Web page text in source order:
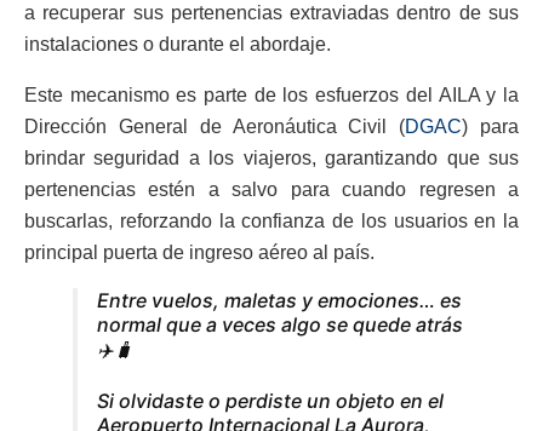
a recuperar sus pertenencias extraviadas dentro de sus
instalaciones o durante el abordaje.
Este mecanismo es parte de los esfuerzos del AILA y la
Dirección General de Aeronáutica Civil (DGAC) para
brindar seguridad a los viajeros, garantizando que sus
pertenencias estén a salvo para cuando regresen a
buscarlas, reforzando la confianza de los usuarios en la
principal puerta de ingreso aéreo al país.
Entre vuelos, maletas y emociones… es
normal que a veces algo se quede atrás
✈️🧳
Si olvidaste o perdiste un objeto en el
Aeropuerto Internacional La Aurora,